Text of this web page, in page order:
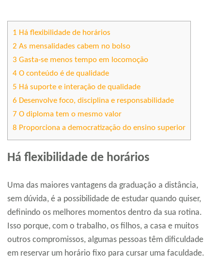
1 Há flexibilidade de horários
2 As mensalidades cabem no bolso
3 Gasta-se menos tempo em locomoção
4 O conteúdo é de qualidade
5 Há suporte e interação de qualidade
6 Desenvolve foco, disciplina e responsabilidade
7 O diploma tem o mesmo valor
8 Proporciona a democratização do ensino superior
Há flexibilidade de horários
Uma das maiores vantagens da graduação a distância,
sem dúvida, é a possibilidade de estudar quando quiser,
definindo os melhores momentos dentro da sua rotina.
Isso porque, com o trabalho, os filhos, a casa e muitos
outros compromissos, algumas pessoas têm dificuldade
em reservar um horário fixo para cursar uma faculdade.